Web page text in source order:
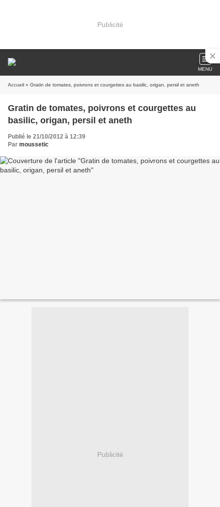
Publicité
MENU
Accueil » Gratin de tomates, poivrons et courgettes au basilic, origan, persil et aneth
Gratin de tomates, poivrons et courgettes au
basilic, origan, persil et aneth
Publié le 21/10/2012 à 12:39
Par moussetic
Publicité